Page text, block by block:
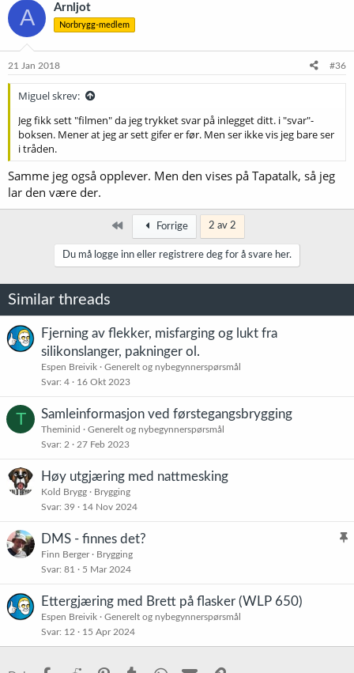
A Arnljot
Norbrygg-medlem
21 Jan 2018 #36
Miguel skrev:
Jeg fikk sett "filmen" da jeg trykket svar på inlegget ditt. i "svar"-
boksen. Mener at jeg ar sett gifer er før. Men ser ikke vis jeg bare ser
i tråden.
Samme jeg også opplever. Men den vises på Tapatalk, så jeg
lar den være der.
Først Forrige 2 av 2
Du må logge inn eller registrere deg for å svare her.
Similar threads
Fjerning av flekker, misfarging og lukt fra
silikonslanger, pakninger ol.
Espen Breivik
Generelt og nybegynnerspørsmål
Svar 4 16 Okt 2023
T Samleinformasjon ved førstegangsbrygging
Theminid
Generelt og nybegynnerspørsmål
Svar 2 27 Feb 2023
Høy utgjæring med nattmesking
Kold Brygg
Brygging
Svar 39 14 Nov 2024
K
DMS - finnes det?
Finn Berger
Brygging
Svar 81 5 Mar 2024
Ettergjæring med Brett på flasker (WLP 650)
Espen Breivik
Generelt og nybegynnerspørsmål
Svar 12 15 Apr 2024